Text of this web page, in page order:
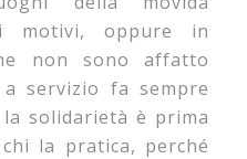
motivi, oppure in
non sono affatto
servizio fa sempre
solidarietà è prima
la pratica, perché